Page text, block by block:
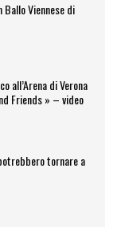
Viennese di
all’Arena di Verona
Friends » – video
tornare a